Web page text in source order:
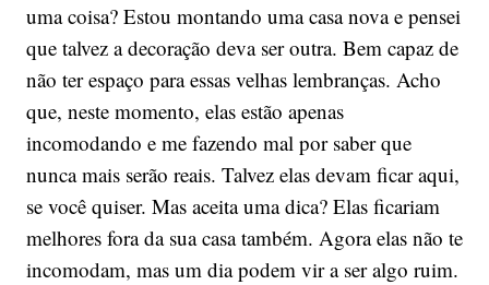
uma coisa? Estou montando uma casa nova e pensei
que talvez a decoração deva ser outra. Bem capaz de
não ter espaço para essas velhas lembranças. Acho
que, neste momento, elas estão apenas
incomodando e me fazendo mal por saber que
nunca mais serão reais. Talvez elas devam ficar aqui,
se você quiser. Mas aceita uma dica? Elas ficariam
melhores fora da sua casa também. Agora elas não te
incomodam, mas um dia podem vir a ser algo ruim.